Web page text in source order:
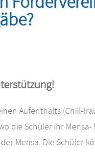
Aufenthalts (Chill-
die Schüler ihr
Mensa. Die Schüler